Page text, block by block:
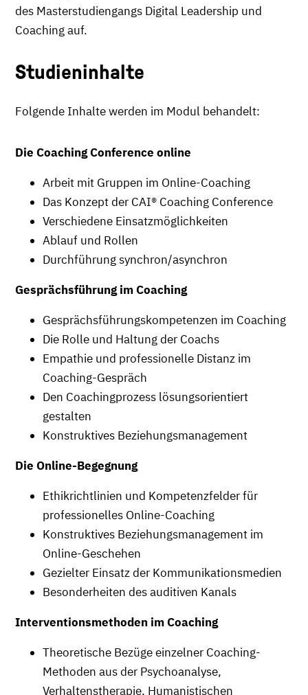
des Masterstudiengangs Digital Leadership und
Coaching auf.
Studieninhalte
Folgende Inhalte werden im Modul behandelt:
Die Coaching Conference online
Arbeit mit Gruppen im Online-Coaching
Das Konzept der CAI® Coaching Conference
Verschiedene Einsatzmöglichkeiten
Ablauf und Rollen
Durchführung synchron/asynchron
Gesprächsführung im Coaching
Gesprächsführungskompetenzen im Coaching
Die Rolle und Haltung der Coachs
Empathie und professionelle Distanz im
Coaching-Gespräch
Den Coachingprozess lösungsorientiert
gestalten
Konstruktives Beziehungsmanagement
Die Online-Begegnung
Ethikrichtlinien und Kompetenzfelder für
professionelles Online-Coaching
Konstruktives Beziehungsmanagement im
Online-Geschehen
Gezielter Einsatz der Kommunikationsmedien
Besonderheiten des auditiven Kanals
Interventionsmethoden im Coaching
Theoretische Bezüge einzelner Coaching-
Methoden aus der Psychoanalyse,
Verhaltenstherapie, Humanistischen